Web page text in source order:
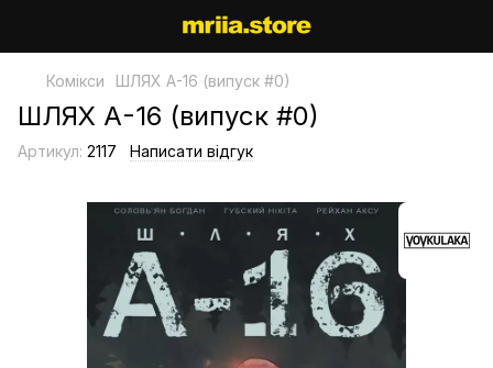
Комікси ШЛЯХ А-16 (випуск #0)
ШЛЯХ А-16 (випуск #0)
Артикул: 2117 Написати відгук